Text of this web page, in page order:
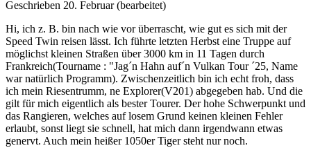
Geschrieben 20. Februar(bearbeitet)
Hi, ich z. B. bin nach wie vor überrascht, wie gut es sich mit der
Speed Twin reisen lässt. Ich führte letzten Herbst eine Truppe auf
möglichst kleinen Straßen über 3000 km in 11 Tagen durch
Frankreich(Tourname : "Jag´n Hahn auf´n Vulkan Tour ´25, Name
war natürlich Programm). Zwischenzeitlich bin ich echt froh, dass
ich mein Riesentrumm, ne Explorer(V201) abgegeben hab. Und die
gilt für mich eigentlich als bester Tourer. Der hohe Schwerpunkt und
das Rangieren, welches auf losem Grund keinen kleinen Fehler
erlaubt, sonst liegt sie schnell, hat mich dann irgendwann etwas
genervt. Auch mein heißer 1050er Tiger steht nur noch.